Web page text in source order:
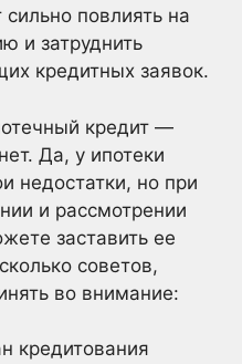
повлиять на
и затруднить
кредитных заявок.
кредит —
Да, у ипотеки
недостатки, но при
и рассмотрении
заставить ее
советов,
во внимание:
кредитования